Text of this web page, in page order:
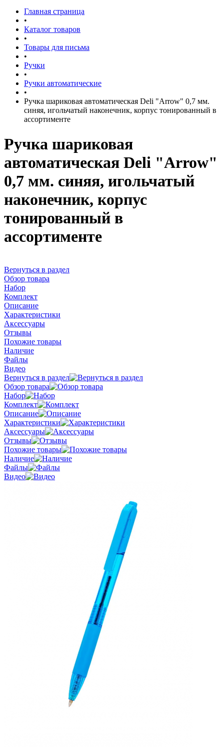
Главная страница
•
Каталог товаров
•
Товары для письма
•
Ручки
•
Ручки автоматические
•
Ручка шариковая автоматическая Deli "Arrow" 0,7 мм.
синяя, игольчатый наконечник, корпус тонированный в
ассортименте
Ручка шариковая
автоматическая Deli "Arrow"
0,7 мм. синяя, игольчатый
наконечник, корпус
тонированный в
ассортименте
Вернуться в раздел
Обзор товара
Набор
Комплект
Описание
Характеристики
Аксессуары
Отзывы
Похожие товары
Наличие
Файлы
Видео
Вернуться в раздел
Обзор товара
Набор
Комплект
Описание
Характеристики
Аксессуары
Отзывы
Похожие товары
Наличие
Файлы
Видео